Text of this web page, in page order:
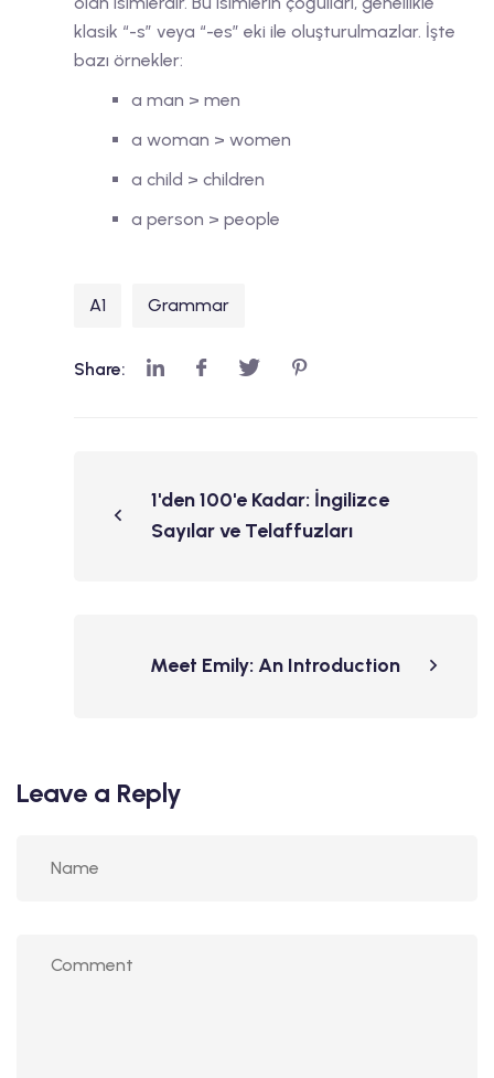
klasik “-s” veya “-es” eki ile oluşturulmazlar. İşte
bazı örnekler:
a man > men
a woman > women
a child > children
a person > people
A1 Grammar
Share:
1'den 100'e Kadar: İngilizce
Sayılar ve Telaffuzları
Meet Emily: An Introduction
Leave a Reply